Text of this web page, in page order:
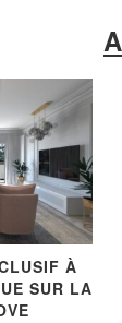
À
SUR LA